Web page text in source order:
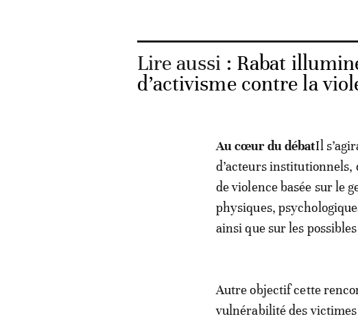
Lire aussi : Rabat
d’activisme contre la
Au cœur du débatIl
d’acteurs institutionnels,
de violence basée sur le
physiques,
ainsi que sur les
Autre objectif cette
vulnérabilité des